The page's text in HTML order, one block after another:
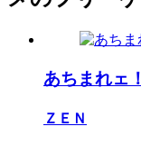
あちまれェ
ＺＥＮ